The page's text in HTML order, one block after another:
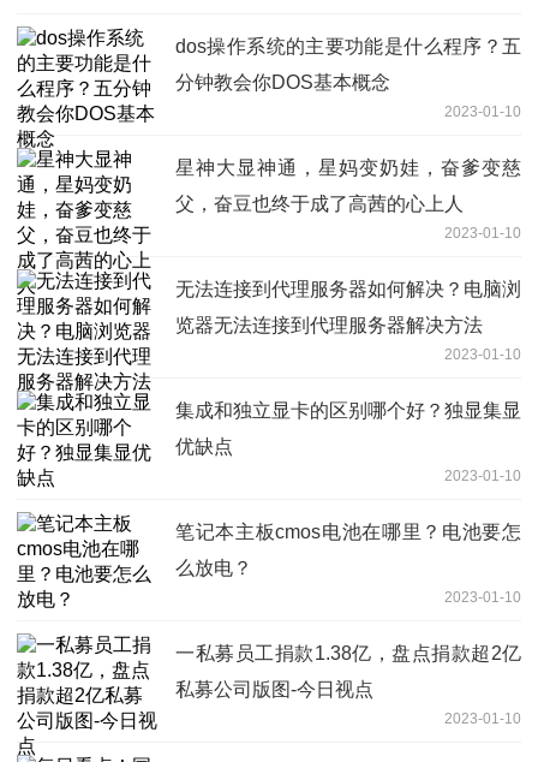
dos操作系统的主要功能是什么程序？五
分钟教会你DOS基本概念
2023-01-10
星神大显神通，星妈变奶娃，奋爹变慈
父，奋豆也终于成了高茜的心上人
2023-01-10
无法连接到代理服务器如何解决？电脑浏
览器无法连接到代理服务器解决方法
2023-01-10
集成和独立显卡的区别哪个好？独显集显
优缺点
2023-01-10
笔记本主板cmos电池在哪里？电池要怎
么放电？
2023-01-10
一私募员工捐款1.38亿，盘点捐款超2亿
私募公司版图-今日视点
2023-01-10